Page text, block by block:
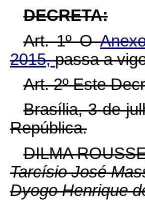
DECRETA:
Art. 1º O
2015,passa a
Art. 2º Este
Brasília, 3 de
República.
DILMA
Tarcísio José
Dyogo Henrique